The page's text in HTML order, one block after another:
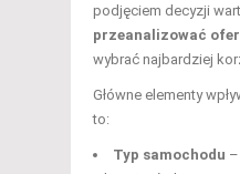
podjęciem decyzji
przeanalizować
wybrać najbardziej
Główne elementy
to:
Typ samochodu